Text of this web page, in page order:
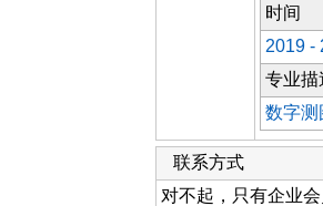
时间
2019 -
专业描
数字测
联系方式
对不起，只有企业